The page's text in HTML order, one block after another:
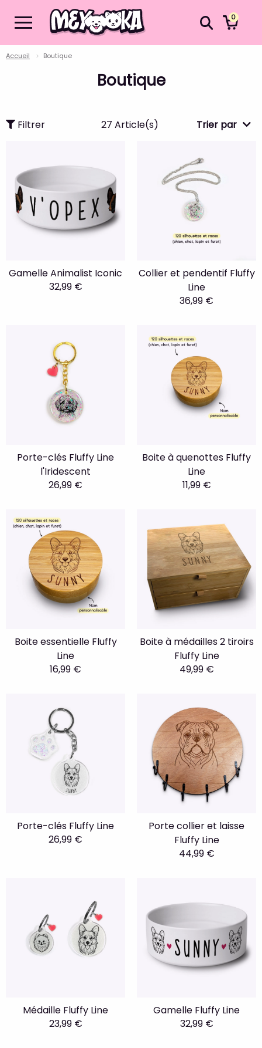
0
Accueil Boutique
Boutique
Filtrer 27 Article(s) Trier par
Gamelle Animalist Iconic
32,99 €
Collier et pendentif Fluffy
Line
36,99 €
Porte-clés Fluffy Line
l'Iridescent
26,99 €
Boite à quenottes Fluffy
Line
11,99 €
Boite essentielle Fluffy
Line
16,99 €
Boite à médailles 2 tiroirs
Fluffy Line
49,99 €
Porte-clés Fluffy Line
26,99 €
Porte collier et laisse
Fluffy Line
44,99 €
Médaille Fluffy Line
23,99 €
Gamelle Fluffy Line
32,99 €